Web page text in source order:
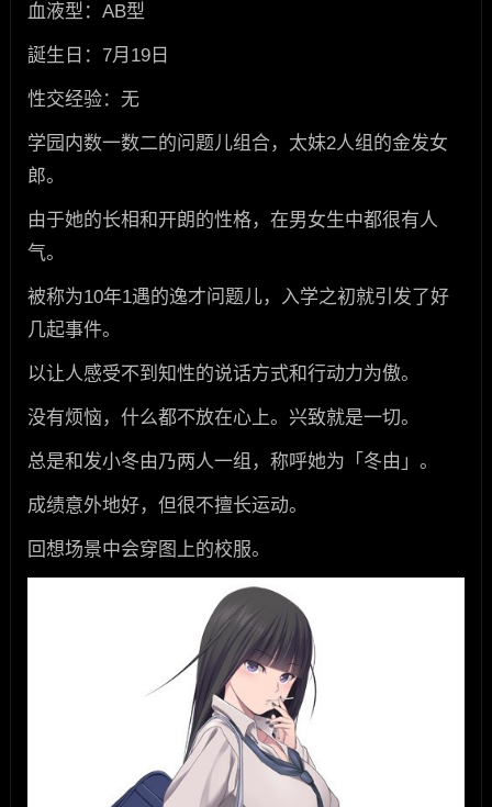
血液型：AB型
誕生日：7月19日
性交经验：无
学园内数一数二的问题儿组合，太妹2人组的金发女
郎。
由于她的长相和开朗的性格，在男女生中都很有人
气。
被称为10年1遇的逸才问题儿，入学之初就引发了好
几起事件。
以让人感受不到知性的说话方式和行动力为傲。
没有烦恼，什么都不放在心上。兴致就是一切。
总是和发小冬由乃两人一组，称呼她为「冬由」。
成绩意外地好，但很不擅长运动。
回想场景中会穿图上的校服。